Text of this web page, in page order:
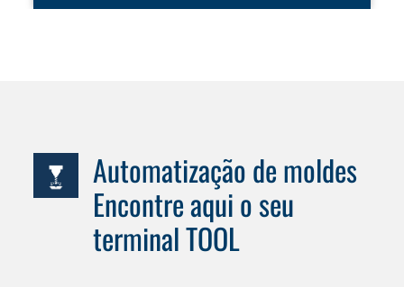
Automatização de moldes
Encontre aqui o seu
terminal TOOL